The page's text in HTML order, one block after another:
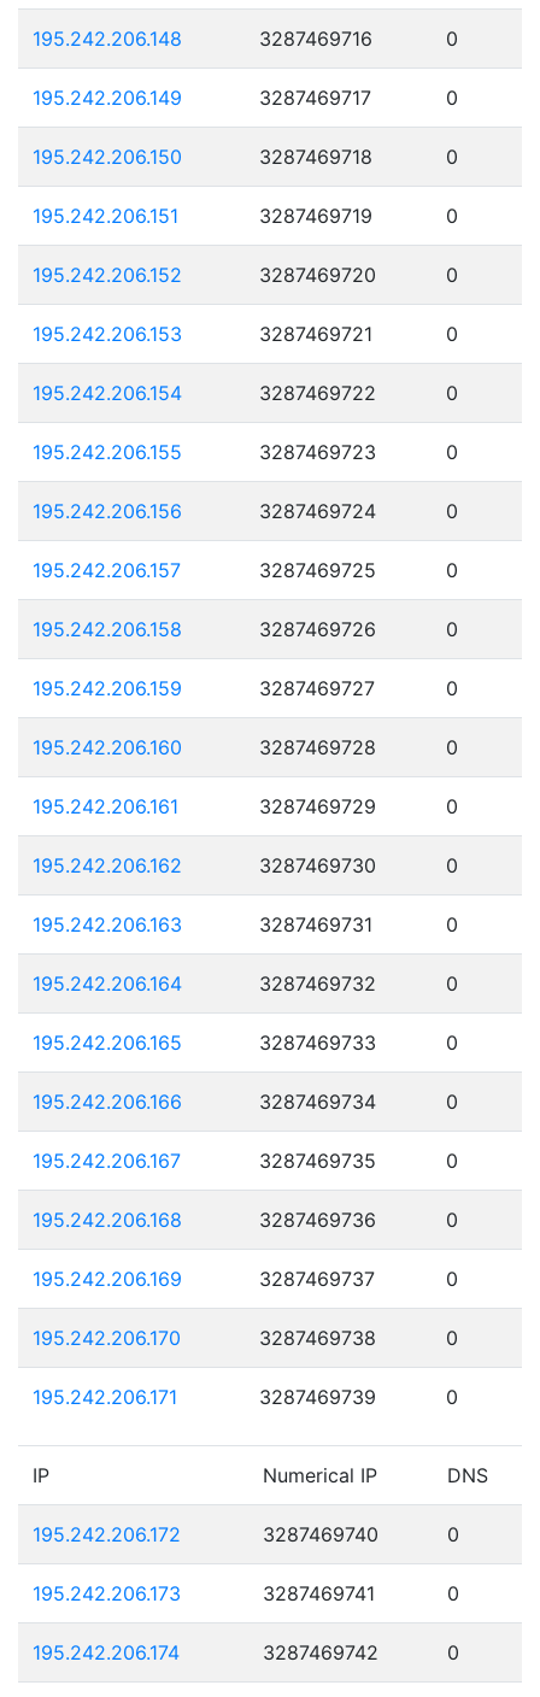
195.242.206.148 3287469716 0
195.242.206.149 3287469717 0
195.242.206.150 3287469718 0
195.242.206.151 3287469719 0
195.242.206.152 3287469720 0
195.242.206.153 3287469721 0
195.242.206.154 3287469722 0
195.242.206.155 3287469723 0
195.242.206.156 3287469724 0
195.242.206.157 3287469725 0
195.242.206.158 3287469726 0
195.242.206.159 3287469727 0
195.242.206.160 3287469728 0
195.242.206.161 3287469729 0
195.242.206.162 3287469730 0
195.242.206.163 3287469731 0
195.242.206.164 3287469732 0
195.242.206.165 3287469733 0
195.242.206.166 3287469734 0
195.242.206.167 3287469735 0
195.242.206.168 3287469736 0
195.242.206.169 3287469737 0
195.242.206.170 3287469738 0
195.242.206.171 3287469739 0
IP Numerical IP DNS
195.242.206.172 3287469740 0
195.242.206.173 3287469741 0
195.242.206.174 3287469742 0